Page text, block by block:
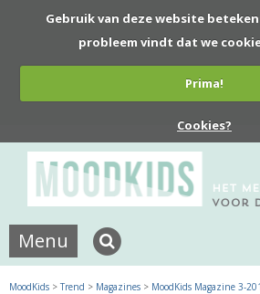
Gebruik van deze website
probleem vindt dat we
Prima!
Cookies?
Menu
MoodKids >Trend > Magazines > MoodKids Magazine 3-